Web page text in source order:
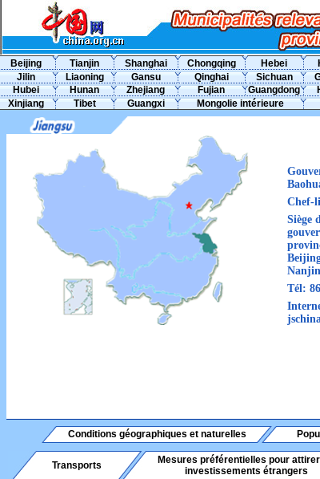
Beijing Tianjin Shanghai Chongqing Hebei
Jilin
Liaoning Gansu Qinghai Sichuan
Hubei
Hunan Zhejiang Fujian Guangdong
Xinjiang
Tibet Guangxi Mongolie intérieure
Chef-
Siège
Tél:
Conditions géographiques et naturelles
Transports
Mesures préférentielles pour
investissements étrangers